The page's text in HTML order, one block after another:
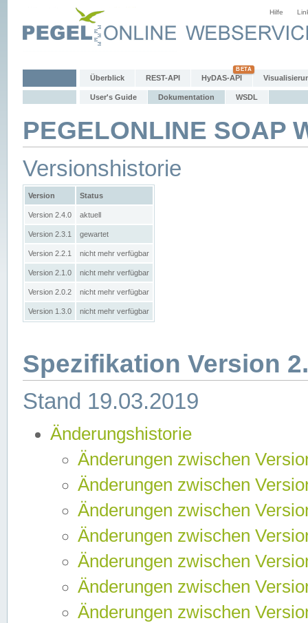
Hilfe
Überblick REST-API HyDAS-API
User's Guide Dokumentation WSDL
PEGELONLINE SOAP
Versionshistorie
Version Status
Version 2.4.0 aktuell
Version 2.3.1 gewartet
Version 2.2.1 nicht mehr verfügbar
Version 2.1.0 nicht mehr verfügbar
Version 2.0.2 nicht mehr verfügbar
Version 1.3.0 nicht mehr verfügbar
Spezifikation Version
Stand 19.03.2019
Änderungshistorie
Änderungen zwischen
Änderungen zwischen
Änderungen zwischen
Änderungen zwischen
Änderungen zwischen
Änderungen zwischen
Änderungen zwischen